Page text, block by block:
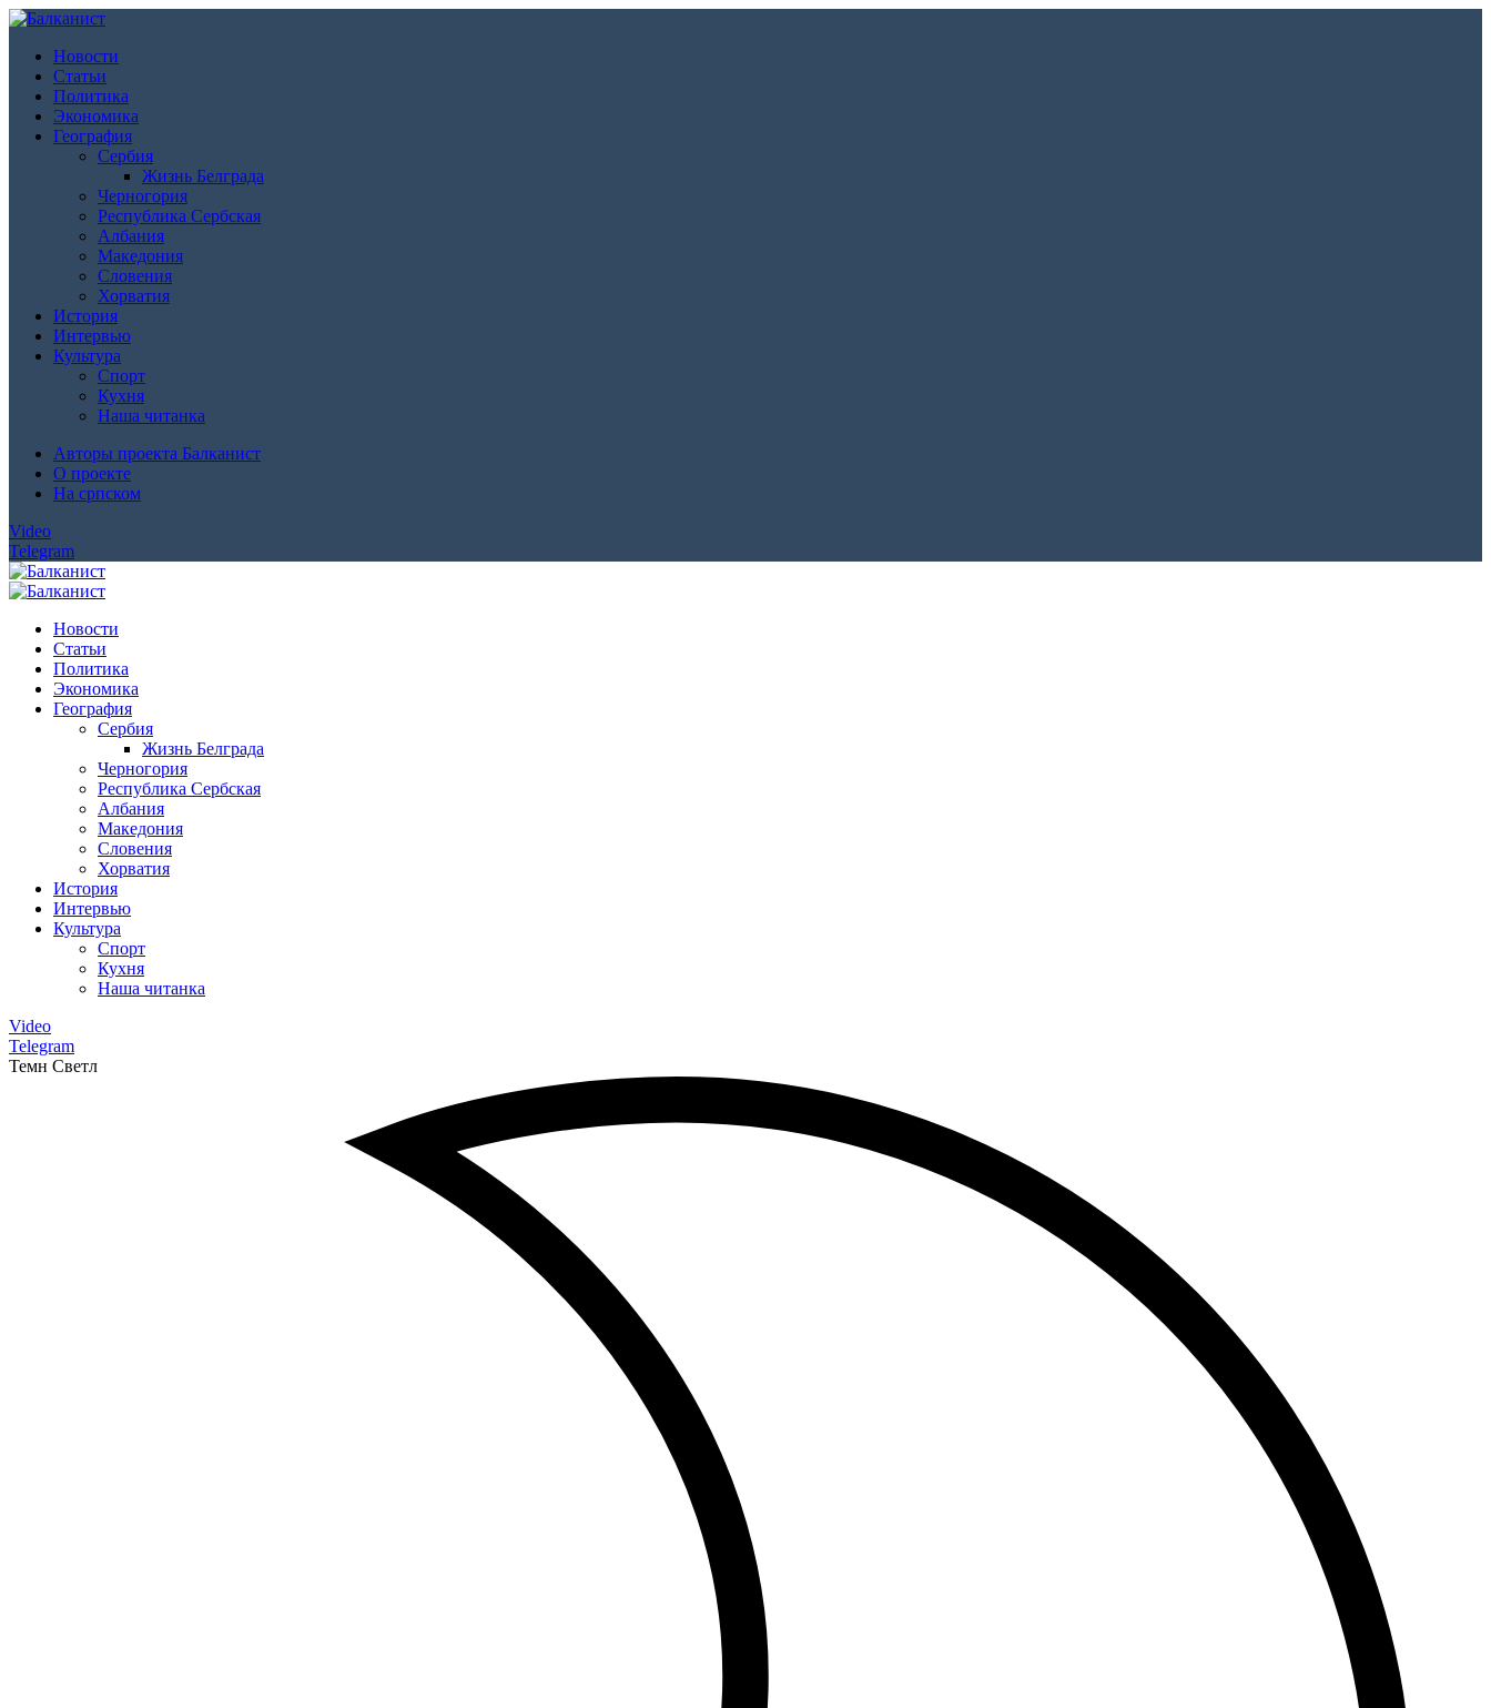
Новости
Статьи
Политика
Экономика
География
Сербия
Жизнь Белграда
Черногория
Республика Сербская
Албания
Македония
Словения
Хорватия
История
Интервью
Культура
Спорт
Кухня
Наша читанка
Авторы проекта Балканист
О проекте
На српском
Video
Telegram
Новости
Статьи
Политика
Экономика
География
Сербия
Жизнь Белграда
Черногория
Республика Сербская
Албания
Македония
Словения
Хорватия
История
Интервью
Культура
Спорт
Кухня
Наша читанка
Video
Telegram
Темн Светл